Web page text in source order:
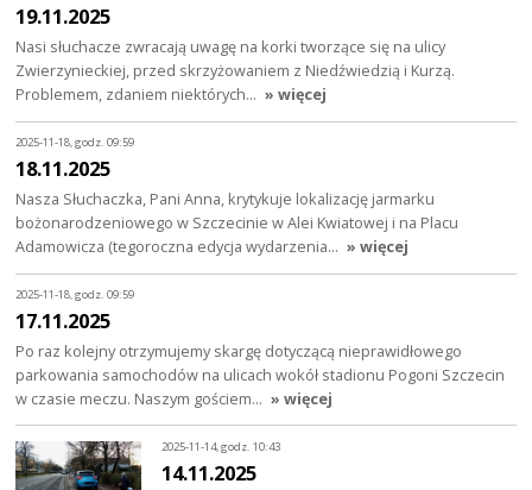
19.11.2025
Nasi słuchacze zwracają uwagę na korki tworzące się na ulicy
Zwierzynieckiej, przed skrzyżowaniem z Niedźwiedzią i Kurzą.
Problemem, zdaniem niektórych… » więcej
2025-11-18, godz. 09:59
18.11.2025
Nasza Słuchaczka, Pani Anna, krytykuje lokalizację jarmarku
bożonarodzeniowego w Szczecinie w Alei Kwiatowej i na Placu
Adamowicza (tegoroczna edycja wydarzenia… » więcej
2025-11-18, godz. 09:59
17.11.2025
Po raz kolejny otrzymujemy skargę dotyczącą nieprawidłowego
parkowania samochodów na ulicach wokół stadionu Pogoni Szczecin
w czasie meczu. Naszym gościem… » więcej
2025-11-14, godz. 10:43
14.11.2025